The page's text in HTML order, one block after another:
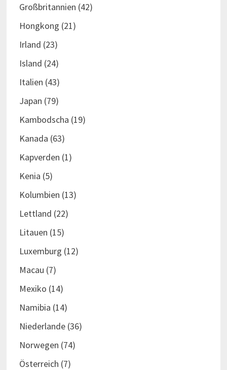
Großbritannien (42)
Hongkong (21)
Irland (23)
Island (24)
Italien (43)
Japan (79)
Kambodscha (19)
Kanada (63)
Kapverden (1)
Kenia (5)
Kolumbien (13)
Lettland (22)
Litauen (15)
Luxemburg (12)
Macau (7)
Mexiko (14)
Namibia (14)
Niederlande(36)
Norwegen (74)
Österreich (7)